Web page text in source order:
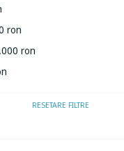
ron
ron
RESETARE FILTRE